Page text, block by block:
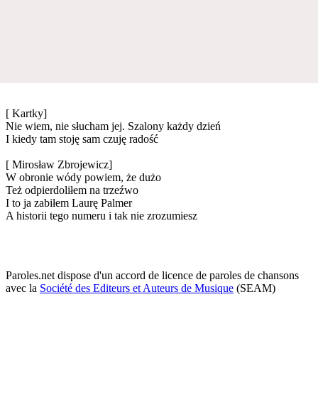
[ Kartky]
Nie wiem, nie słucham jej. Szalony każdy dzień
I kiedy tam stoję sam czuję radość
[ Mirosław Zbrojewicz]
W obronie wódy powiem, że dużo
Też odpierdoliłem na trzeźwo
I to ja zabiłem Laurę Palmer
A historii tego numeru i tak nie zrozumiesz
Paroles.net dispose d'un accord de licence de paroles de chansons
avec la Société des Editeurs et Auteurs de Musique (SEAM)